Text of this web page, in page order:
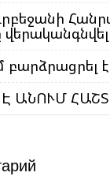
բարձրացրել
ԱՆՈՒՄ